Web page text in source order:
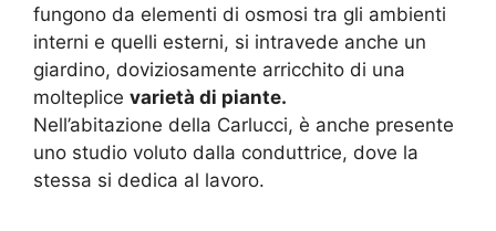
fungono da elementi di osmosi tra gli ambienti
interni e quelli esterni, si intravede anche un
giardino, doviziosamente arricchito di una
molteplice varietà di piante.
Nell’abitazione della Carlucci, è anche presente
uno studio voluto dalla conduttrice, dove la
stessa si dedica al lavoro.